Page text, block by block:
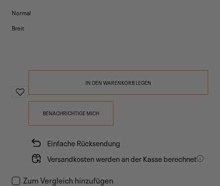
Normal
Breit
IN DEN WARENKORB LEGEN
BENACHRICHTIGE MICH
Einfache Rücksendung
Versandkosten werden an der Kasse berechnet
Zum Vergleich hinzufügen